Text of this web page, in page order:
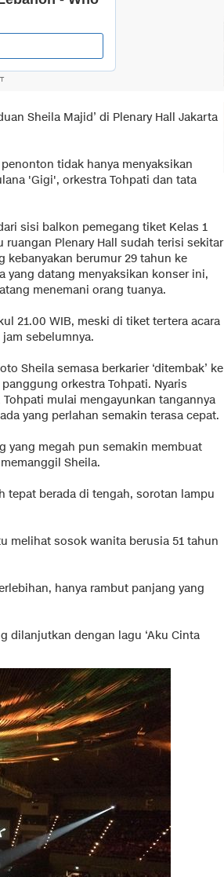
Sheila Majid’ di Plenary Hall Jakarta
tidak hanya menyaksikan
'Gigi', orkestra Tohpati dan tata
sisi balkon pemegang tiket Kelas 1
ruangan Plenary Hall sudah terisi sekitar
kebanyakan berumur 29 tahun ke
yang datang menyaksikan konser ini,
menemani orang tuanya.
21.00 WIB, meski di tiket tertera acara
sebelumnya.
Sheila semasa berkarier ‘ditembak’ ke
orkestra Tohpati. Nyaris
mulai mengayunkan tangannya
yang perlahan semakin terasa cepat.
yang megah pun semakin membuat
Sheila.
tepat berada di tengah, sorotan lampu
melihat sosok wanita berusia 51 tahun
hanya rambut panjang yang
dilanjutkan dengan lagu ‘Aku Cinta